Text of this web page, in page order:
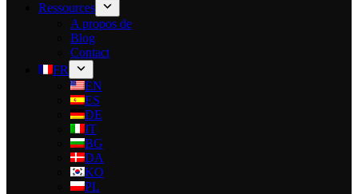
Ressources
A propos de
Blog
Contact
FR
EN
ES
DE
IT
BG
DA
KO
PL